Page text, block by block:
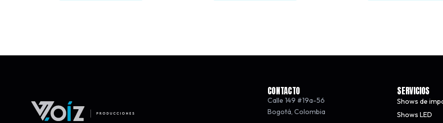
CONTACTO
Calle 149 #19a-56
Bogotá, Colombia
SERVICIOS
Shows de
Shows LED